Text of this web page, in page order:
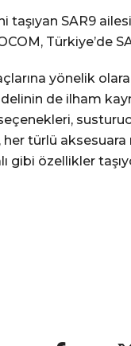
taşıyan SAR9
Türkiye’de
yönelik
de ilham
her türlü
gibi özellikler